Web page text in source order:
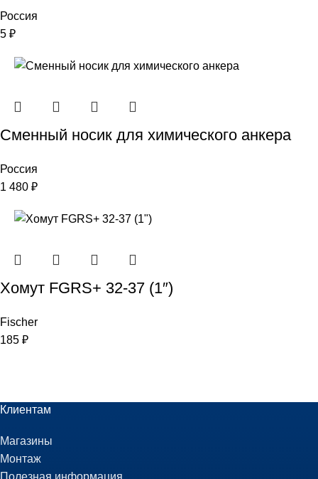
Россия
5 ₽
Сменный носик для химического анкера
Россия
1 480 ₽
Хомут FGRS+ 32-37 (1″)
Fischer
185 ₽
Клиентам
Магазины
Монтаж
Полезная информация